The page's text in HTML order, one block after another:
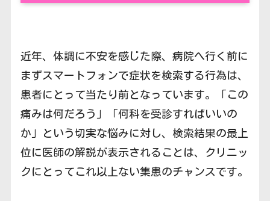
近年、体調に不安を感じた際、病院へ行く前に
まずスマートフォンで症状を検索する行為は、
患者にとって当たり前となっています。「この
痛みは何だろう」「何科を受診すればいいの
か」という切実な悩みに対し、検索結果の最上
位に医師の解説が表示されることは、クリニッ
クにとってこれ以上ない集患のチャンスです。